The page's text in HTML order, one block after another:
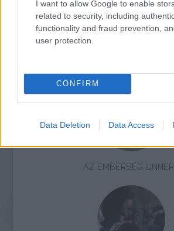
I want to allow Google to enable
related to security, including
functionality and fraud prevention,
user protection.
CONFIRM
Data Deletion Data Access
AZ EMBERSÉG